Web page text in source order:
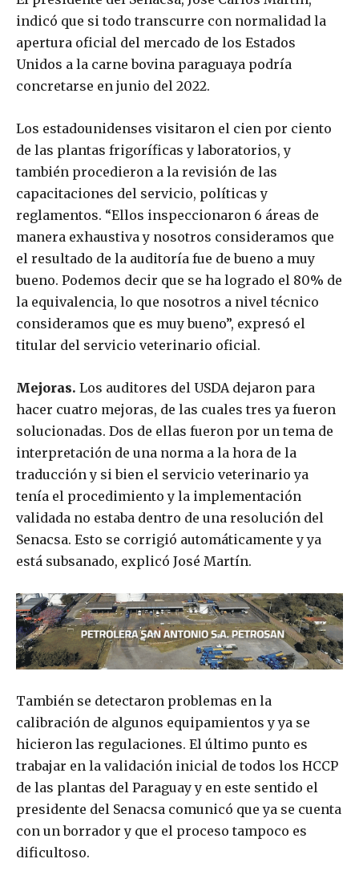
indicó que si todo transcurre con normalidad la
apertura oficial del mercado de los Estados
Unidos a la carne bovina paraguaya podría
concretarse en junio del 2022.
Los estadounidenses visitaron el cien por ciento
de las plantas frigoríficas y laboratorios, y
también procedieron a la revisión de las
capacitaciones del servicio, políticas y
reglamentos. “Ellos inspeccionaron 6 áreas de
manera exhaustiva y nosotros consideramos que
el resultado de la auditoría fue de bueno a muy
bueno. Podemos decir que se ha logrado el 80% de
la equivalencia, lo que nosotros a nivel técnico
consideramos que es muy bueno”, expresó el
titular del servicio veterinario oficial.
Mejoras. Los auditores del USDA dejaron para
hacer cuatro mejoras, de las cuales tres ya fueron
solucionadas. Dos de ellas fueron por un tema de
interpretación de una norma a la hora de la
traducción y si bien el servicio veterinario ya
tenía el procedimiento y la implementación
validada no estaba dentro de una resolución del
Senacsa. Esto se corrigió automáticamente y ya
está subsanado, explicó José Martín.
También se detectaron problemas en la
calibración de algunos equipamientos y ya se
hicieron las regulaciones. El último punto es
trabajar en la validación inicial de todos los HCCP
de las plantas del Paraguay y en este sentido el
presidente del Senacsa comunicó que ya se cuenta
con un borrador y que el proceso tampoco es
dificultoso.